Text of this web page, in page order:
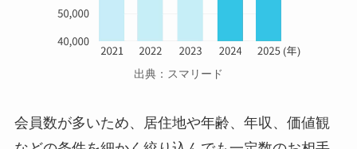
出典：スマリード
会員数が多いため、居住地や年齢、年収、価値観